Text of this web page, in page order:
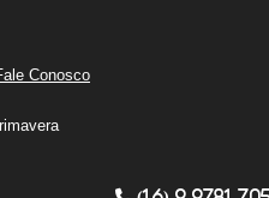
Conosco